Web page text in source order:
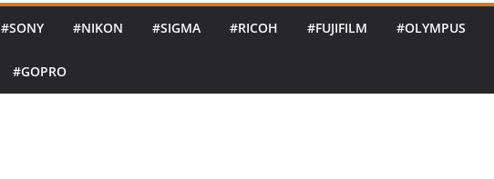
#SONY #NIKON #SIGMA #RICOH #FUJIFILM #OLYMPUS
#GOPRO